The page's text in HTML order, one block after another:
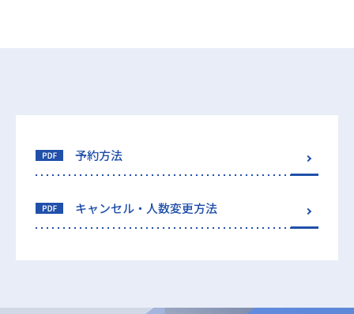
予約方法
キャンセル・人数変更方法